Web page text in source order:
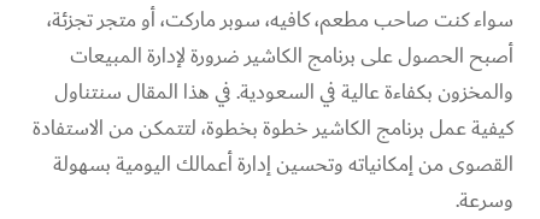
سواء كنت صاحب مطعم، كافيه، سوبر ماركت، أو متجر تجزئة،
أصبح الحصول على برنامج الكاشير ضرورة لإدارة المبيعات
والمخزون بكفاءة عالية في السعودية. في هذا المقال سنتناول
كيفية عمل برنامج الكاشير خطوة بخطوة، لتتمكن من الاستفادة
القصوى من إمكانياته وتحسين إدارة أعمالك اليومية بسهولة
وسرعة.